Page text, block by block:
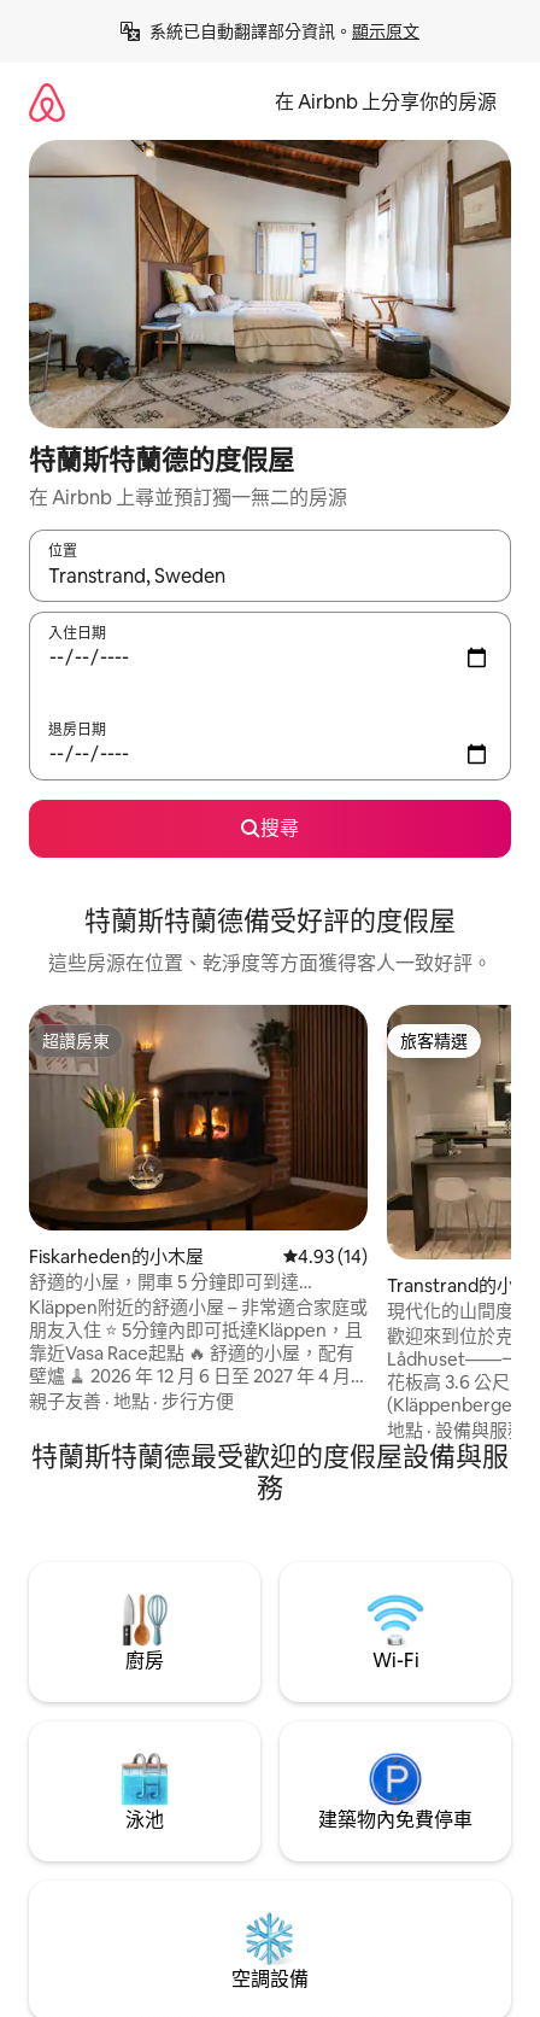
系統已自動翻譯部分資訊。 顯示原文
在 Airbnb 上分享你的房源
特蘭斯特蘭德的度假屋
在 Airbnb 上尋並預訂獨一無二的房源
位置
如有搜尋結果，瀏覽內容時請使用上下箭頭，或輕點、滑動裝置。
入住日期
退房日期
搜尋
特蘭斯特蘭德備受好評的度假屋
這些房源在位置、乾淨度等方面獲得客人一致好評。
超讚房東
超讚房東
Fiskarheden的小木屋 從 14 則評價中獲得 4.93 的平
4.93 (14)
舒適的小屋，開車 5 分鐘即可到達
Kläppen。
Kläppen附近的舒適小屋 – 非常適合家庭或
朋友入住 ⭐ 5分鐘內即可抵達Kläppen，且
靠近Vasa Race起點 🔥 舒適的小屋，配有
壁爐 🧹 2026 年 12 月 6 日至 2027 年 4 月
18 日期間包含退房清潔服務 🛷 門外就有雪
舒適小屋。 兩間臥室（雙人床 + 雙層
床），客廳還有一張沙發床。 設備齊全的
廚房。帶淋浴的廁所。 兩台智慧電視 – 一
親子友善 · 地點 · 步行方便
旅客精選
旅客精選
Transtrand的小木
現代化的山間度假
有桑拿房 -
歡迎來到位於克拉
Lådhuset——一棟
花板高 3.6 公尺，
(Kläppenberget)
越野滑雪道和纜車。 開放式空間、三
室和兩間浴室。
提出預訂申請時詢
地點 ·設備與服務
特蘭斯特蘭德最受歡迎的度假屋設備與服
務
廚房 Wi-Fi
泳池 建築物內免費停車
空調設備